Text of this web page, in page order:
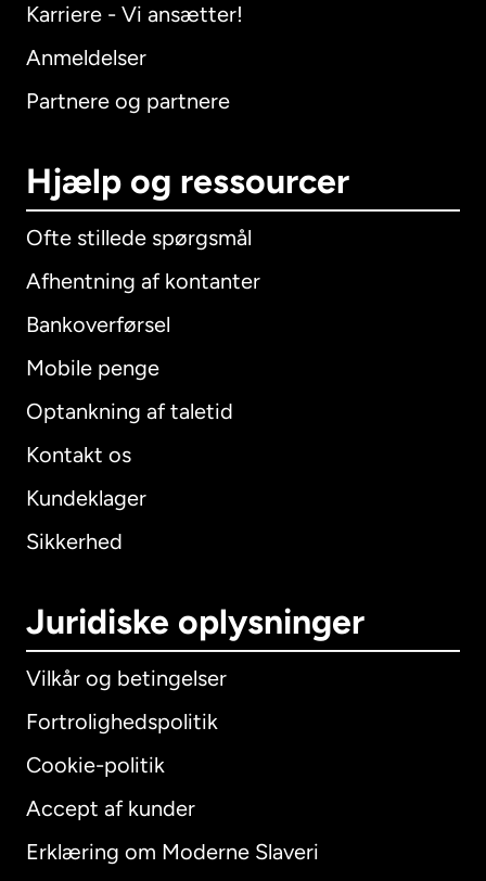
Karriere - Vi ansætter!
Anmeldelser
Partnere og partnere
Hjælp og ressourcer
Ofte stillede spørgsmål
Afhentning af kontanter
Bankoverførsel
Mobile penge
Optankning af taletid
Kontakt os
Kundeklager
Sikkerhed
Juridiske oplysninger
Vilkår og betingelser
Fortrolighedspolitik
Cookie-politik
Accept af kunder
Erklæring om Moderne Slaveri
International English